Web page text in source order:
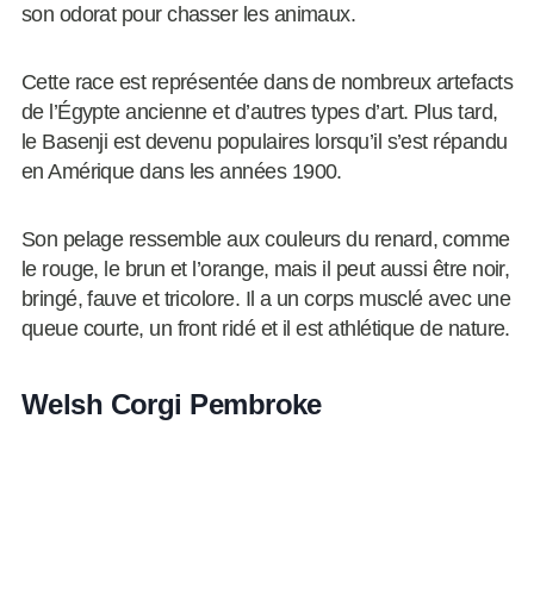
son odorat pour chasser les animaux.
Cette race est représentée dans de nombreux artefacts
de l’Égypte ancienne et d’autres types d’art. Plus tard,
le Basenji est devenu populaires lorsqu’il s’est répandu
en Amérique dans les années 1900.
Son pelage ressemble aux couleurs du renard, comme
le rouge, le brun et l’orange, mais il peut aussi être noir,
bringé, fauve et tricolore. Il a un corps musclé avec une
queue courte, un front ridé et il est athlétique de nature.
Welsh Corgi Pembroke